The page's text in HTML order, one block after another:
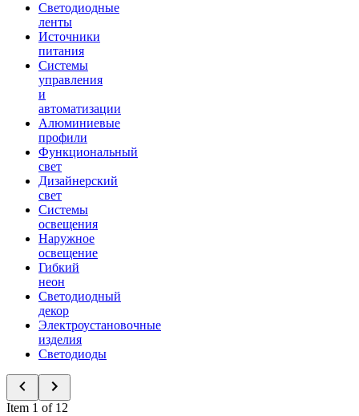
Светодиодные
ленты
Источники
питания
Системы
управления
и
автоматизации
Алюминиевые
профили
Функциональный
свет
Дизайнерский
свет
Системы
освещения
Наружное
освещение
Гибкий
неон
Светодиодный
декор
Электроустановочные
изделия
Светодиоды
Item 1 of 12